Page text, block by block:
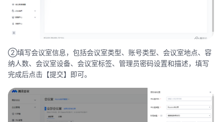
②填写会议室信息，包括会议室类型、账号类型、会议室地点、容
纳人数、会议室设备、会议室标签、管理员密码设置和描述，填写
完成后点击【提交】即可。